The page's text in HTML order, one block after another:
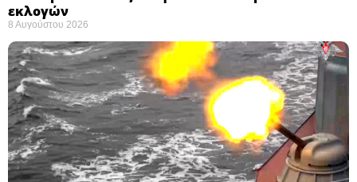
εκλογών ​
8 Αυγούστου 2026